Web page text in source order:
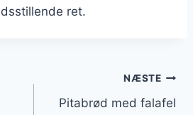
ret.
NÆSTE
Pitabrød med falafel